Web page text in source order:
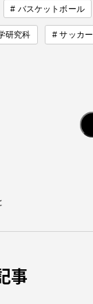
バスケットボール
研究科 サッカー
事